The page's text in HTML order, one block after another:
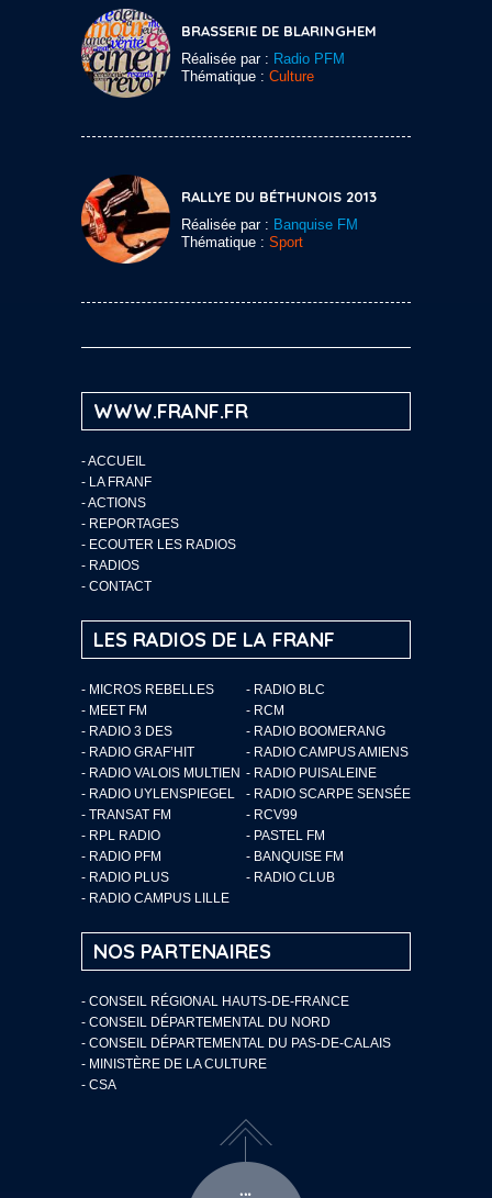
BRASSERIE DE BLARINGHEM
Réalisée par : Radio PFM
Thématique : Culture
RALLYE DU BÉTHUNOIS 2013
Réalisée par : Banquise FM
Thématique : Sport
WWW.FRANF.FR
-ACCUEIL
- LA FRANF
-ACTIONS
- REPORTAGES
- ECOUTER LES RADIOS
- RADIOS
- CONTACT
LES RADIOS DE LA FRANF
- MICROS REBELLES
- RADIO BLC
- MEET FM
- RCM
- RADIO 3 DES
- RADIO BOOMERANG
- RADIO GRAF’HIT
- RADIO CAMPUS AMIENS
- RADIO VALOIS MULTIEN - RADIO PUISALEINE
- RADIO UYLENSPIEGEL
- RADIO SCARPE SENSÉE
- TRANSAT FM
- RCV99
- RPL RADIO
- PASTEL FM
- RADIO PFM
- BANQUISE FM
- RADIO PLUS
- RADIO CLUB
- RADIO CAMPUS LILLE
NOS PARTENAIRES
- CONSEIL RÉGIONAL HAUTS-DE-FRANCE
- CONSEIL DÉPARTEMENTAL DU NORD
- CONSEIL DÉPARTEMENTAL DU PAS-DE-CALAIS
- MINISTÈRE DE LA CULTURE
- CSA